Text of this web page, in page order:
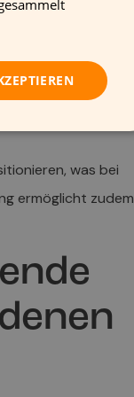
was bei
ermöglicht zudem